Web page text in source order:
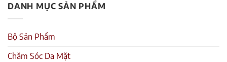
DANH MỤC SẢN PHẨM
Bộ Sản Phẩm
Chăm Sóc Da Mặt